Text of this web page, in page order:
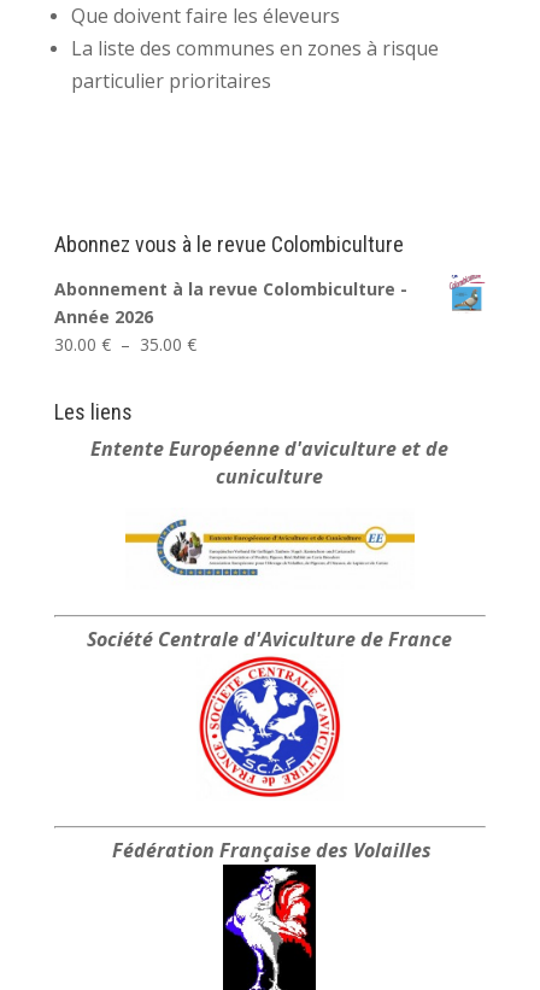
Que doivent faire les éleveurs
La liste des communes en zones à risque
particulier prioritaires
Abonnez vous à le revue Colombiculture
Abonnement à la revue Colombiculture -
Année 2026
30.00 € – 35.00 €Plage
à
35.00 €
Les liens
Entente Européenned'aviculture et de
cuniculture
Société Centraled'Aviculture de France
Fédération Française des Volailles